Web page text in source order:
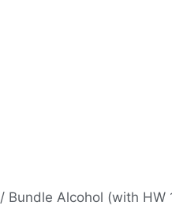
/ Bundle Alcohol (with HW